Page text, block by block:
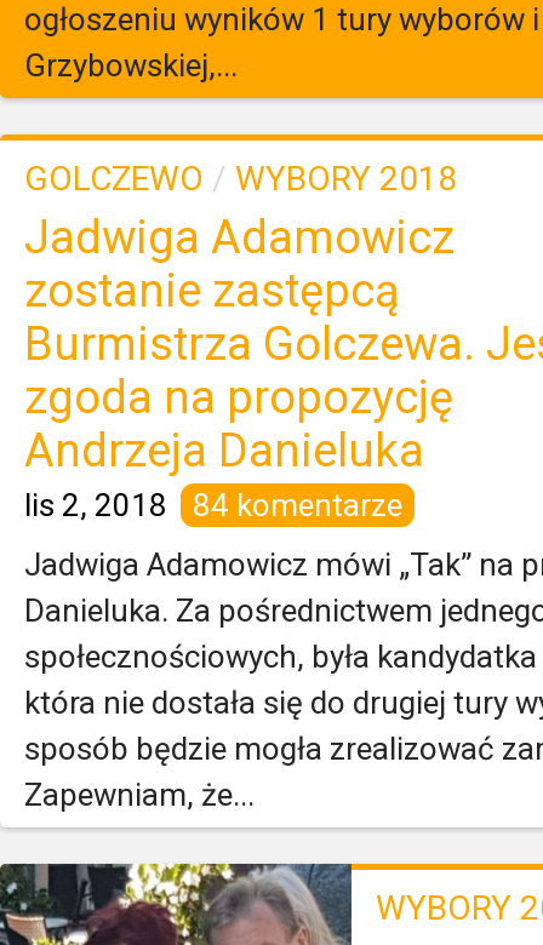
ogłoszeniu wyników 1 tury wyborów
Grzybowskiej,...
GOLCZEWO / WYBORY 2018
Jadwiga Adamowicz
zostanie zastępcą
Burmistrza Golczewa.
zgoda na propozycję
Andrzeja Danieluka
lis 2, 2018
84 komentarze
Jadwiga Adamowicz mówi „Tak” na
Danieluka. Za pośrednictwem
społecznościowych, była
która nie dostała się do drugiej tury
sposób będzie mogła zrealizować
Zapewniam, że...
WYBORY